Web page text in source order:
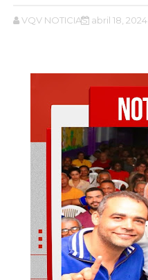
VQV NOTICIAS abril 18, 2024